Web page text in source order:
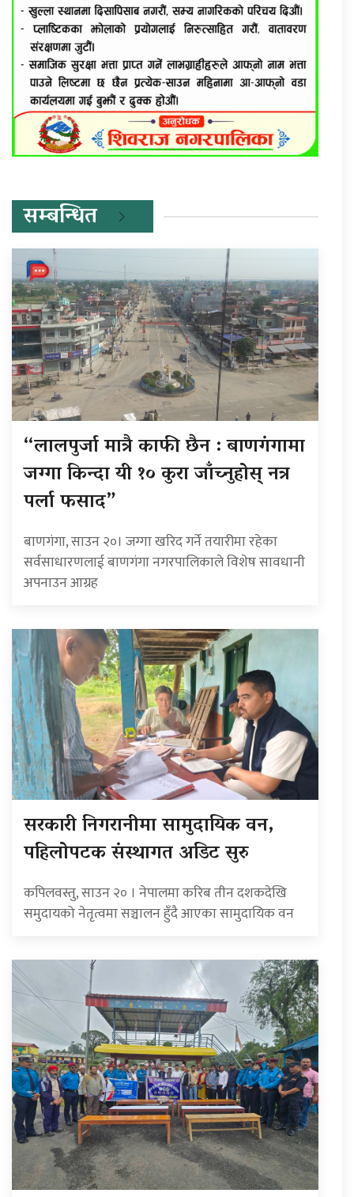
सम्बन्धित
“लालपुर्जा मात्रै काफी छैन : बाणगंगामा
जग्गा किन्दा यी १० कुरा जाँच्नुहोस् नत्र
पर्ला फसाद”
बाणगंगा, साउन २०। जग्गा खरिद गर्ने तयारीमा रहेका
सर्वसाधारणलाई बाणगंगा नगरपालिकाले विशेष सावधानी
अपनाउन आग्रह
सरकारी निगरानीमा सामुदायिक वन,
पहिलोपटक संस्थागत अडिट सुरु
कपिलवस्तु, साउन २० । नेपालमा करिब तीन दशकदेखि
समुदायको नेतृत्वमा सञ्चालन हुँदै आएका सामुदायिक वन